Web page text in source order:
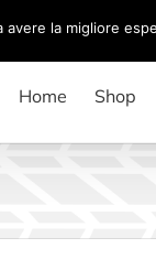
Home Shop
la migliore